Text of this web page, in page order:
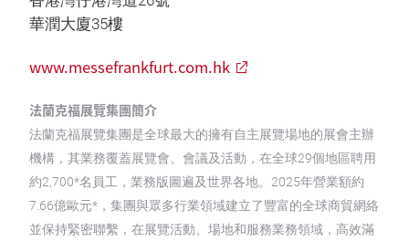
華潤大廈35樓
www.messefrankfurt.com.hk
法蘭克福展覽集團簡介
法蘭克福展覽集團是全球最大的擁有自主展覽場地的展會主辦
機構，其業務覆蓋展覽會、會議及活動，在全球29個地區聘用
約2,700*名員工，業務版圖遍及世界各地。2025年營業額約
7.66億歐元*，集團與眾多行業領域建立了豐富的全球商貿網絡
並保持緊密聯繫，在展覽活動、場地和服務業務領域，高效滿